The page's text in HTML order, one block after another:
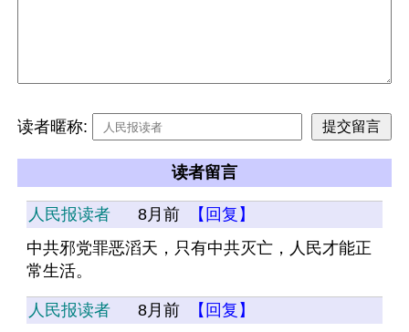
读者暱称:
读者留言
人民报读者 8月前
【回复】
中共邪党罪恶滔天，只有中共灭亡，人民才能正
常生活。
人民报读者 8月前
【回复】